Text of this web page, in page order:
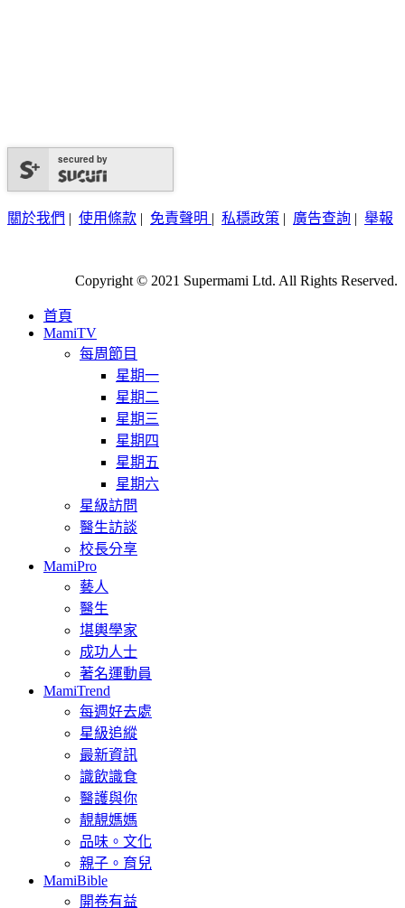
secured by
關於我們 | 使用條款 | 免責聲明 | 私穩政策 | 廣告查詢 | 舉報
Copyright © 2021 Supermami Ltd. All Rights Reserved.
首頁
MamiTV
每周節目
星期一
星期二
星期三
星期四
星期五
星期六
星級訪問
醫生訪談
校長分享
MamiPro
藝人
醫生
堪輿學家
成功人士
著名運動員
MamiTrend
每週好去處
星級追縱
最新資訊
識飲識食
醫護與你
靚靚媽媽
品味。文化
親子。育兒
MamiBible
開卷有益